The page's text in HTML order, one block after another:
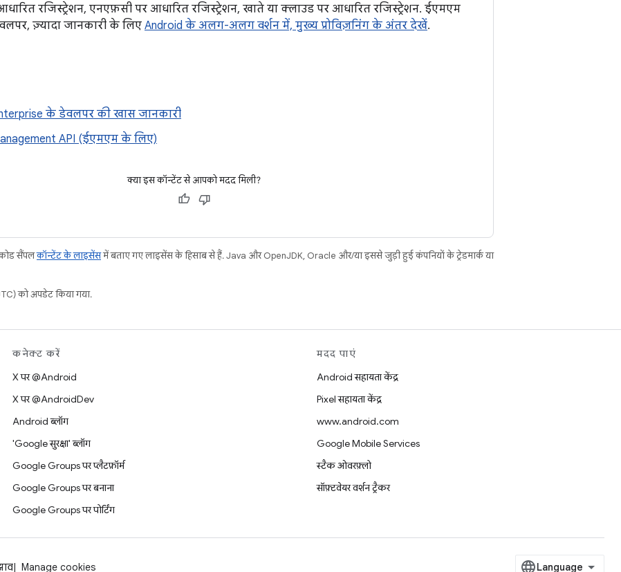
रजिस्ट्रेशन, एनएफ़सी पर आधारित रजिस्ट्रेशन, खाते या क्लाउड पर आधारित रजिस्ट्रेशन. ईएमएम
ज़्यादा जानकारी के लिए Android के अलग-अलग वर्शन में, मुख्य प्रोविज़निंग के अंतर देखें.
के डेवलपर की खास जानकारी
API (ईएमएम के लिए)
क्या इस कॉन्टेंट से आपको मदद मिली?
सैंपलकॉन्टेंट के लाइसेंसमें बताए गए लाइसेंस के हिसाब से हैं. Java और OpenJDK, Oracle और/या इससे जुड़ी हुई कंपनियों के ट्रेडमार्क या
को अपडेट किया गया.
कनेक्ट करें
X पर @Android
X पर @AndroidDev
Android ब्लॉग
'Google सुरक्षा' ब्लॉग
Google Groups पर प्लैटफ़ॉर्म
Google Groups पर बनाना
Google Groups पर पोर्टिंग
मदद पाएं
Android सहायता केंद्र
Pixel सहायता केंद्र
www.android.com
Google Mobile Services
स्टैक ओवरफ़्लो
सॉफ़्टवेयर वर्शन ट्रैकर
Manage cookies